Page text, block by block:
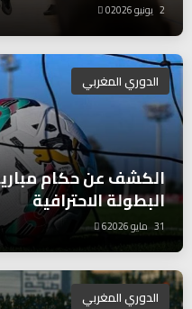
2 يونيو 2026 0
الدوري المغربي
البطولة الاحترافية
31 مايو 2026 6
الدوري المغربي